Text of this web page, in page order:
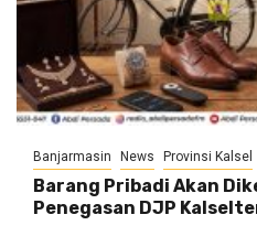
Banjarmasin News Provinsi Kalsel
Barang Pribadi Akan
Penegasan DJP